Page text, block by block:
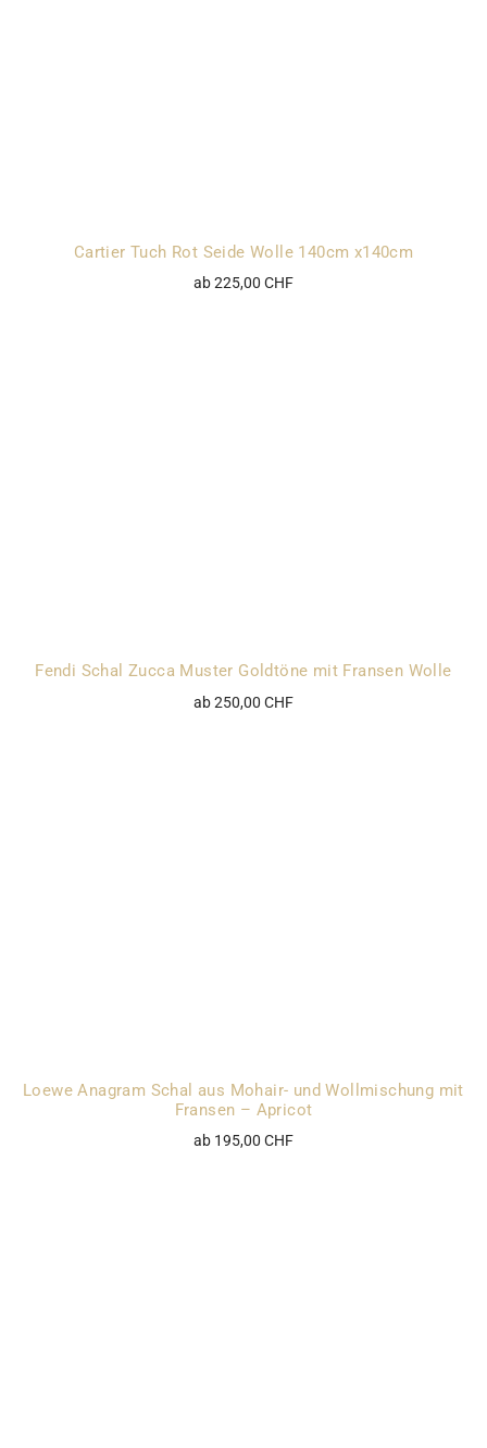
Cartier Tuch Rot Seide Wolle 140cm x140cm
ab 225,00 CHF
Fendi Schal Zucca Muster Goldtöne mit Fransen Wolle
ab 250,00 CHF
Loewe Anagram Schal aus Mohair- und Wollmischung mit
Fransen – Apricot
ab 195,00 CHF